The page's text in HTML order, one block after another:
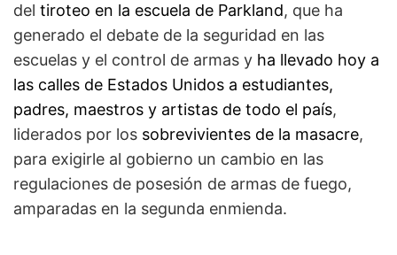
del tiroteo en la escuela de Parkland, que ha
generado el debate de la seguridad en las
escuelas y el control de armas y ha llevado hoy a
las calles de Estados Unidos a estudiantes,
padres, maestros y artistas de todo el país,
liderados por los sobrevivientes de la masacre,
para exigirle al gobierno un cambio en las
regulaciones de posesión de armas de fuego,
amparadas en la segunda enmienda.